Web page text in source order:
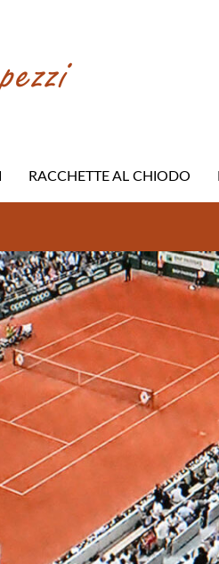
RACCHETTE AL CHIODO